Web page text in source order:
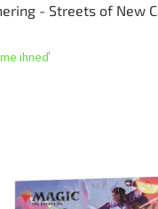
- Streets of New
ihneď